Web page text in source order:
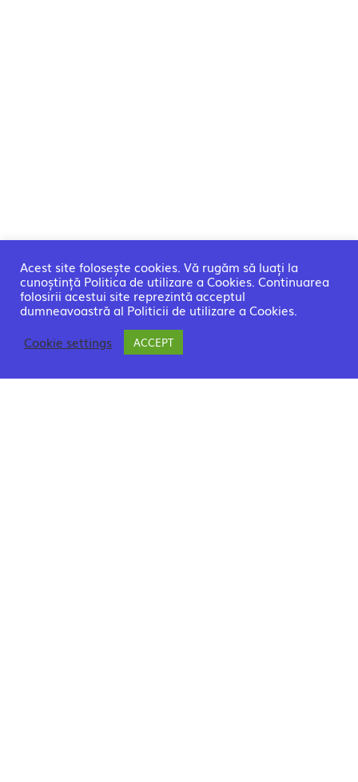
Acest site folosește cookies. Vă rugăm să luați la
cunoștință Politica de utilizare a Cookies. Continuarea
folosirii acestui site reprezintă acceptul
dumneavoastră al Politicii de utilizare a Cookies.
Cookie settings
ACCEPT